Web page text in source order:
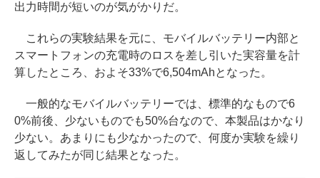
出力時間が短いのが気がかりだ。
これらの実験結果を元に、モバイルバッテリー内部と
スマートフォンの充電時のロスを差し引いた実容量を計
算したところ、およそ33%で6,504mAhとなった。
一般的なモバイルバッテリーでは、標準的なもので6
0%前後、少ないものでも50%台なので、本製品はかなり
少ない。あまりにも少なかったので、何度か実験を繰り
返してみたが同じ結果となった。